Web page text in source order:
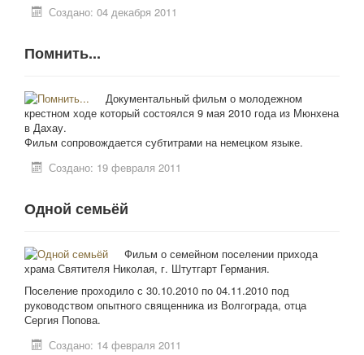
Создано: 04 декабря 2011
Помнить...
Документальный фильм о молодежном
крестном ходе который состоялся 9 мая 2010 года из Мюнхена
в Дахау.
Фильм сопровождается субтитрами на немецком языке.
Создано: 19 февраля 2011
Одной семьёй
Фильм о семейном поселении прихода
храма Святителя Николая, г. Штутгарт Германия.
Поселение проходило с 30.10.2010 по 04.11.2010 под
руководством опытного священника из Волгограда, отца
Сергия Попова.
Создано: 14 февраля 2011